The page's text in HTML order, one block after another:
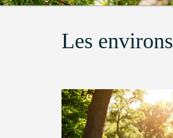
Les environs